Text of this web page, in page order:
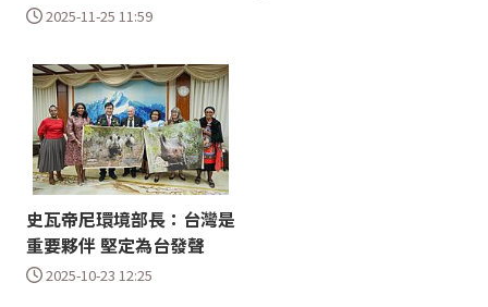
2025-11-25 11:59
史瓦帝尼環境部長：台灣是
重要夥伴 堅定為台發聲
2025-10-23 12:25